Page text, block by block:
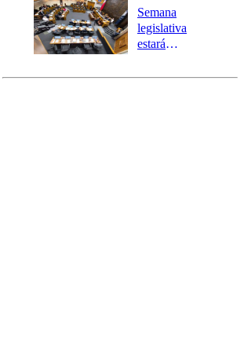
Preventiva en
tres comunas
Semana
legislativa
estará
el fin de la